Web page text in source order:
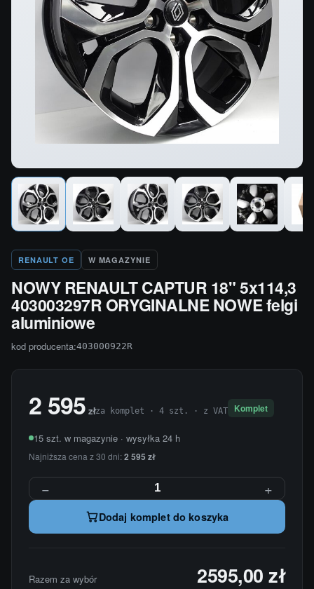
RENAULT OE W MAGAZYNIE
NOWY RENAULT CAPTUR 18" 5x114,3
403003297R ORYGINALNE NOWE felgi
aluminiowe
kod producenta:403000922R
2 595 złza komplet · 4 szt. · z VAT Komplet
15 szt. w magazynie · wysyłka 24 h
Najniższa cena z 30 dni:2 595 zł
− +
Dodaj komplet do koszyka
Razem za wybór 2595,00 zł